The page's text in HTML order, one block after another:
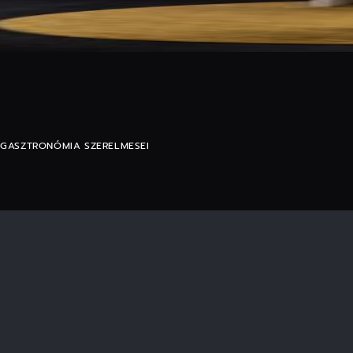
SZERELMESEI